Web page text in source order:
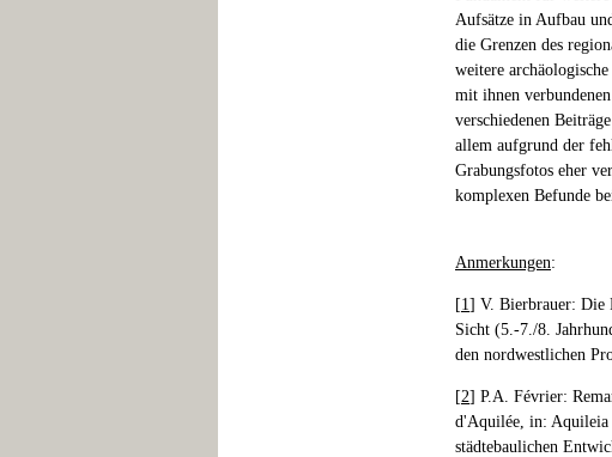
Aufsätze in Aufbau
die Grenzen des
weitere
mit ihnen
verschiedenen
allem aufgrund der
Grabungsfotos eher
komplexen Befunde
Anmerkungen:
[1] V. Bierbrauer: Die
Sicht (5.-7./8.
den nordwestlichen
[2] P.A. Février:
d'Aquilée, in: Aquileia
städtebaulichen